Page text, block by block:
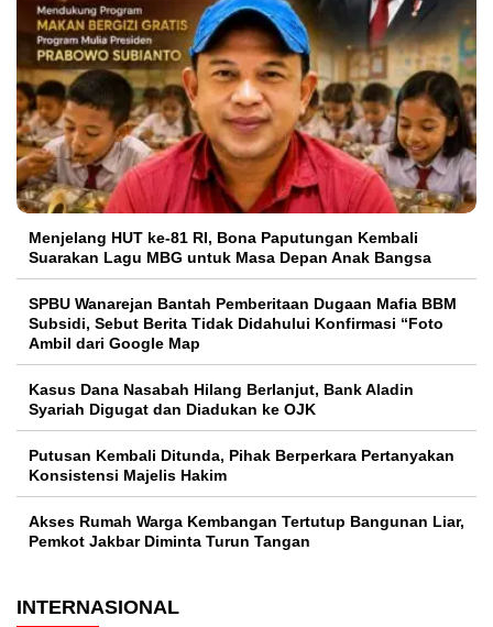
Menjelang HUT ke-81 RI, Bona Paputungan Kembali
Suarakan Lagu MBG untuk Masa Depan Anak Bangsa
SPBU Wanarejan Bantah Pemberitaan Dugaan Mafia BBM
Subsidi, Sebut Berita Tidak Didahului Konfirmasi “Foto
Ambil dari Google Map
Kasus Dana Nasabah Hilang Berlanjut, Bank Aladin
Syariah Digugat dan Diadukan ke OJK
Putusan Kembali Ditunda, Pihak Berperkara Pertanyakan
Konsistensi Majelis Hakim
Akses Rumah Warga Kembangan Tertutup Bangunan Liar,
Pemkot Jakbar Diminta Turun Tangan
INTERNASIONAL